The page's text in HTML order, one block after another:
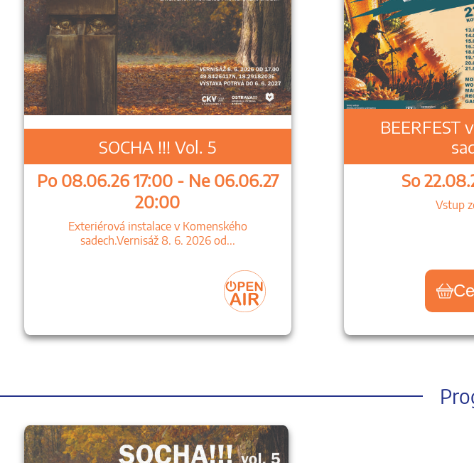
SOCHA !!! Vol. 5
Po 08.06.26 17:00 - Ne 06.06.27
20:00
Exteriérová instalace v Komenského
sadech.Vernisáž 8. 6. 2026 od...
BEERFEST
So
Vstup